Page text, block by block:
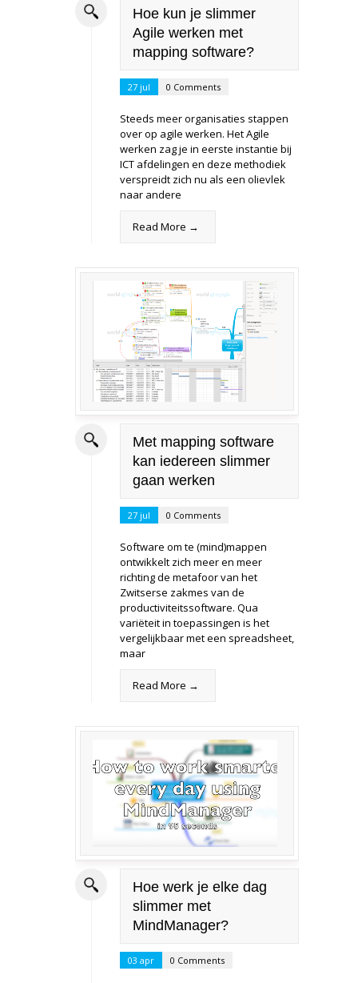
Hoe kun je slimmer
Agile werken met
mapping software?
27 jul 0 Comments
Steeds meer organisaties stappen
over op agile werken. Het Agile
werken zag je in eerste instantie bij
ICT afdelingen en deze methodiek
verspreidt zich nu als een olievlek
naar andere
Read More →
Met mapping software
kan iedereen slimmer
gaan werken
27 jul 0 Comments
Software om te (mind)mappen
ontwikkelt zich meer en meer
richting de metafoor van het
Zwitserse zakmes van de
productiviteitssoftware. Qua
variëteit in toepassingen is het
vergelijkbaar met een spreadsheet,
maar
Read More →
Hoe werk je elke dag
slimmer met
MindManager?
03 apr 0 Comments